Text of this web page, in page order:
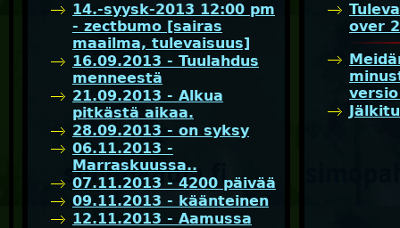
14.-syysk-2013 12:00 pm
- zectbumo [sairas
maailma, tulevaisuus]
16.09.2013 - Tuulahdus
menneestä
21.09.2013 - Alkua
pitkästä aikaa.
28.09.2013 - on syksy
06.11.2013 -
Marraskuussa..
07.11.2013 - 4200 päivää
09.11.2013 - käänteinen
12.11.2013 - Aamussa
over